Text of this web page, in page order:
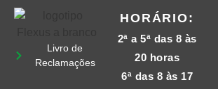
Livro de
Reclamações
HORÁRIO:
2ª a 5ª das 8 às
20 horas
6ª das 8 às 17